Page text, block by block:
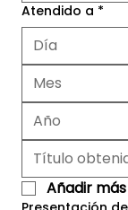
Atendido a *
Añadir